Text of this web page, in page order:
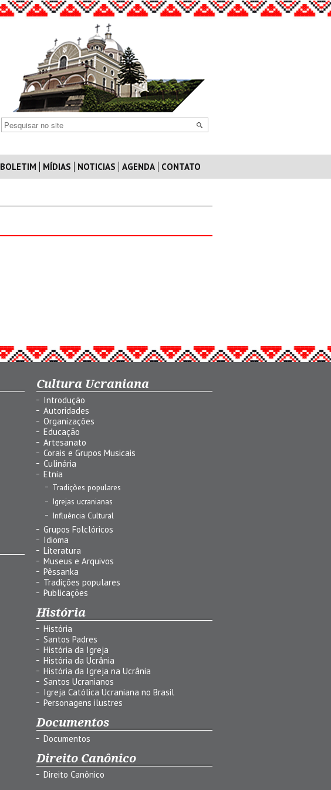
BOLETIM MÍDIAS NOTICIAS AGENDA CONTATO
Cultura Ucraniana
Introdução
Autoridades
Organizações
Educação
Artesanato
Corais e Grupos Musicais
Culinária
Etnia
Tradições populares
Igrejas ucranianas
Influência Cultural
Grupos Folclóricos
Idioma
Literatura
Museus e Arquivos
Pêssanka
Tradições populares
Publicações
História
História
Santos Padres
História da Igreja
História da Ucrânia
História da Igreja na Ucrânia
Santos Ucranianos
Igreja Católica Ucraniana no Brasil
Personagens ilustres
Documentos
Documentos
Direito Canônico
Direito Canônico